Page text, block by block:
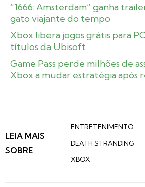
“1666: Amsterdam” ganha
gato viajante do tempo
Xbox libera jogos grátis para
títulos da Ubisoft
Game Pass perde milhões de
Xbox a mudar estratégia após
LEIA MAIS
SOBRE
ENTRETENIMENTO
DEATH STRANDING
XBOX